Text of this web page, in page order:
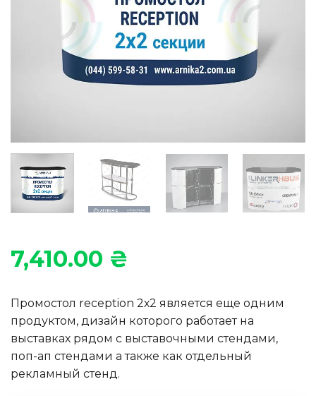
7,410.00 ₴
Промостол reception 2х2 является еще одним
продуктом, дизайн которого работает на
выставках рядом с выставочными стендами,
поп-ап стендами а также как отдельный
рекламный стенд.